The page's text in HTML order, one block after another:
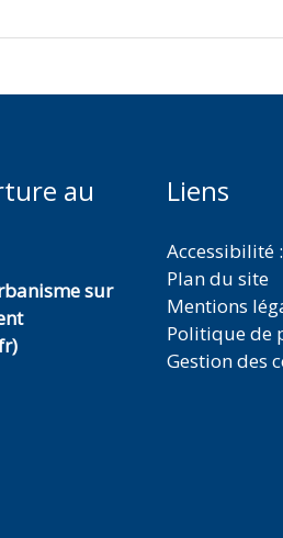
au
sur
Liens
Accessibilité
Plan du site
Mentions
Politique de
Gestion des